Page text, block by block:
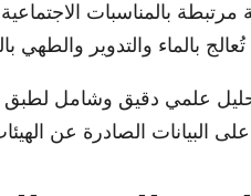
بالمناسبات
بالماء والتدوير والطهي
علمي دقيق وشامل لطبق
البيانات الصادرة عن